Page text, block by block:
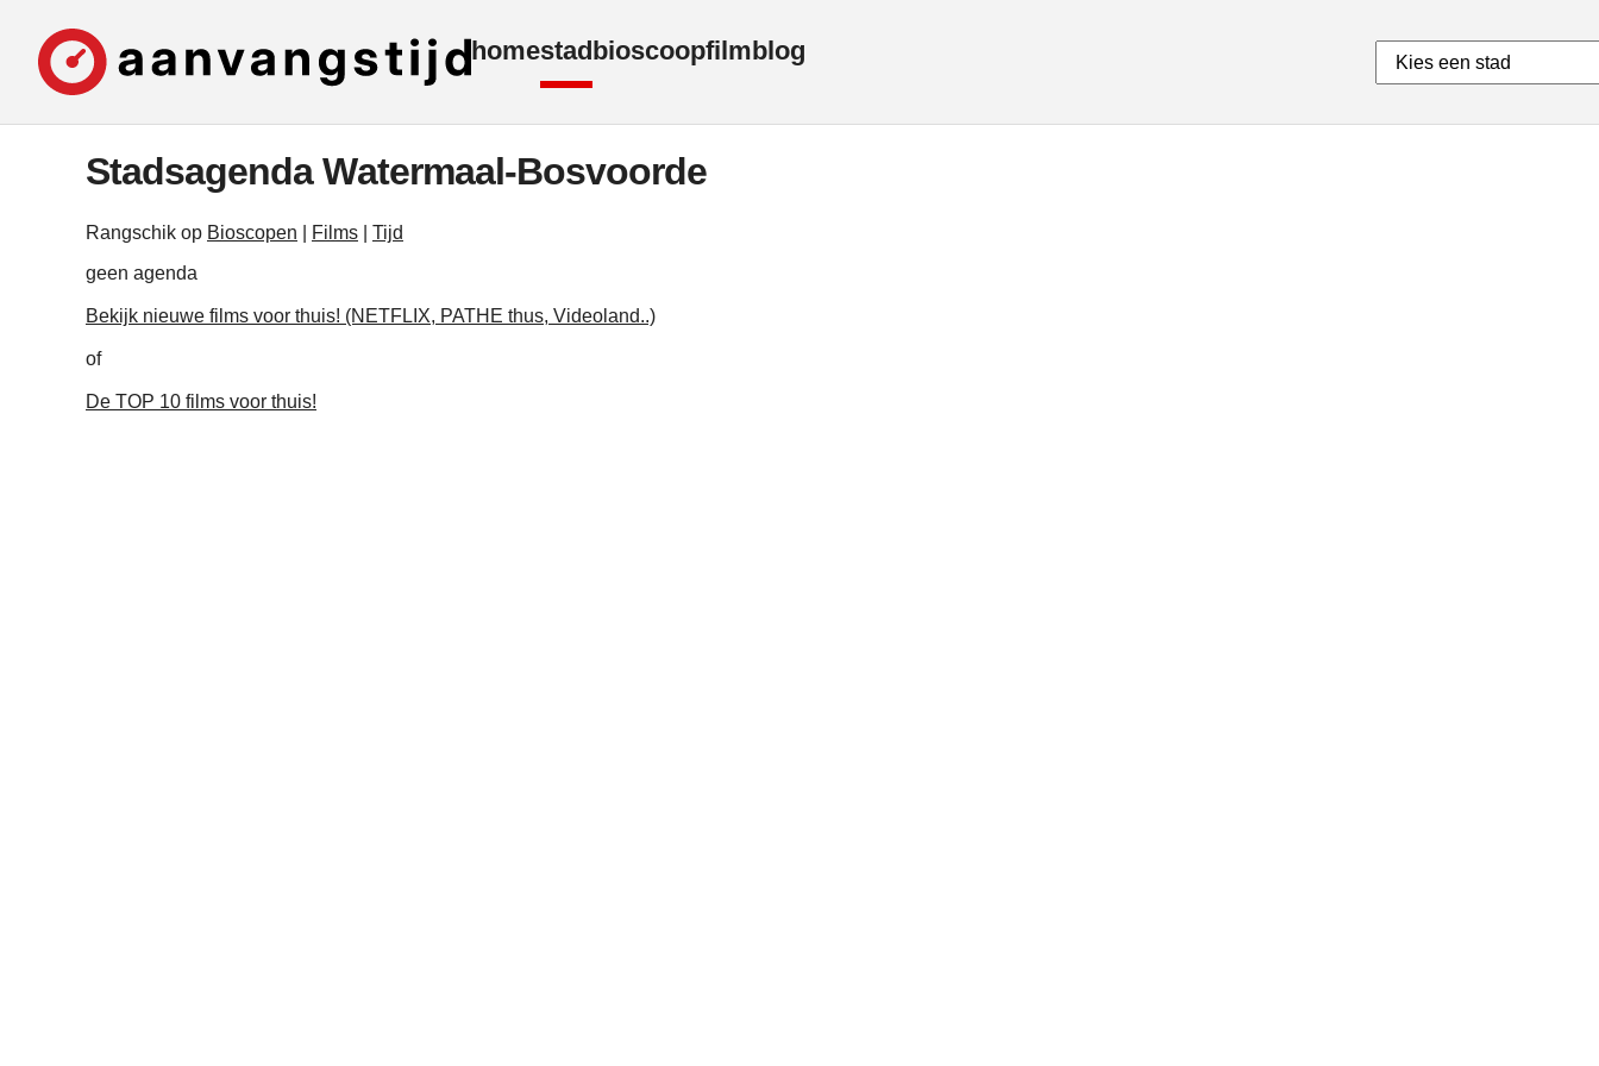
homestadbioscoopfilmblog
Stadsagenda Watermaal-Bosvoorde
Rangschik op Bioscopen Films
Tijd
geen agenda
Bekijk nieuwe films voor thuis! (NETFLIX, PATHE thus, Videoland..)
of
De TOP 10 films voor thuis!